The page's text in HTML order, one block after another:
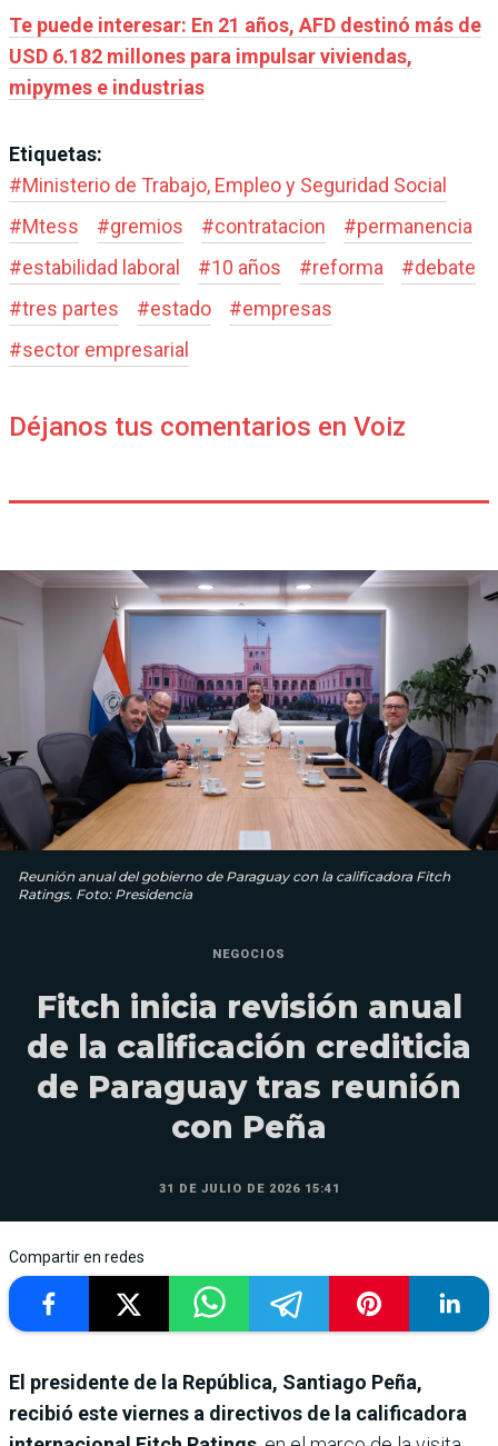
Te puede interesar: En 21 años, AFD destinó más de
USD 6.182 millones para impulsar viviendas,
mipymes e industrias
Etiquetas:
#Ministerio de Trabajo, Empleo y Seguridad Social
#Mtess #gremios #contratacion #permanencia
#estabilidad laboral #10 años #reforma #debate
#tres partes #estado #empresas
#sector empresarial
Déjanos tus comentarios en Voiz
Reunión anual del gobierno de Paraguay con la calificadora Fitch
Ratings. Foto: Presidencia
NEGOCIOS
Fitch inicia revisión anual
de la calificación crediticia
de Paraguay tras reunión
con Peña
31 DE JULIO DE 2026 15:41
Compartir en redes
El presidente de la República, Santiago Peña,
recibió este viernes a directivos de la calificadora